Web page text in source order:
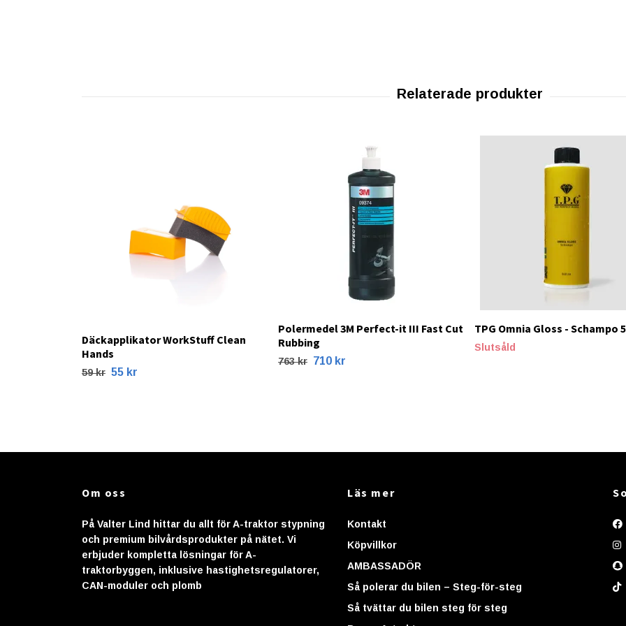
Däckapplikator WorkStuff Clean
Hands
59 kr 55 kr
Polermedel 3M Perfect-it III Fast Cut
Rubbing
763 kr 710 kr
TPG Omnia Gloss - Schampo
Slutsåld
Om oss
På Valter Lind hittar du allt för A-traktor stypning
och premium bilvårdsprodukter på nätet. Vi
erbjuder kompletta lösningar för A-
traktorbyggen, inklusive hastighetsregulatorer,
CAN-moduler och plomb
Läs mer
Kontakt
Köpvillkor
AMBASSADÖR
Så polerar du bilen – Steg-för-steg
Så tvättar du bilen steg för steg